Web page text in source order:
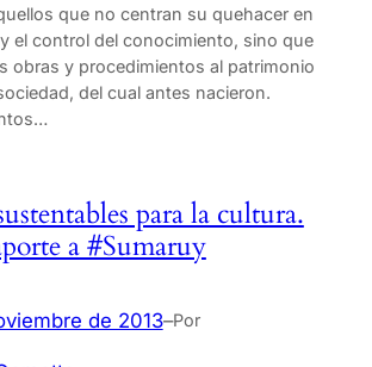
que no centran su quehacer en
el control del conocimiento, sino que
obras y procedimientos al patrimonio
del cual antes nacieron.
para la cultura.
a #Sumaruy
de 2013–Por